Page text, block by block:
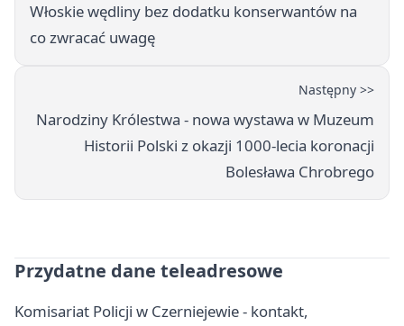
Włoskie wędliny bez dodatku konserwantów na
co zwracać uwagę
Następny >>
Narodziny Królestwa - nowa wystawa w Muzeum
Historii Polski z okazji 1000-lecia koronacji
Bolesława Chrobrego
Przydatne dane teleadresowe
Komisariat Policji w Czerniejewie - kontakt,